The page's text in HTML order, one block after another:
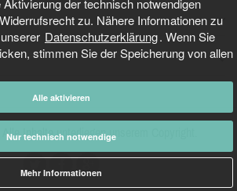
der technisch notwendigen
zu. Nähere Informationen zu
Datenschutzerklärung. Wenn Sie
stimmen Sie der Speicherung von allen
Alle aktivieren
Nur technisch notwendige
Mehr Informationen
Alle Inhalte unterliegen unserem Copyright.